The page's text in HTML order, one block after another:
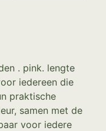
. pink. lengte
iedereen die
praktische
samen met de
voor iedere